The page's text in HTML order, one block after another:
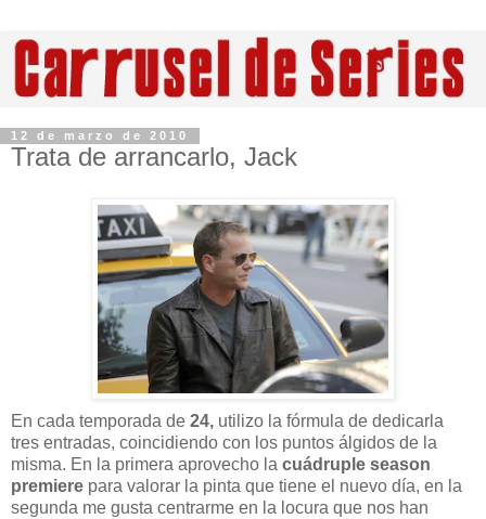
12 de marzo de 2010
Trata de arrancarlo, Jack
En cada temporada de 24, utilizo la fórmula de dedicarla
tres entradas, coincidiendo con los puntos álgidos de la
misma. En la primera aprovecho la cuádruple season
premiere para valorar la pinta que tiene el nuevo día, en la
segunda me gusta centrarme en la locura que nos han